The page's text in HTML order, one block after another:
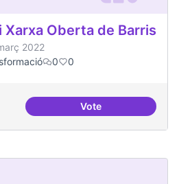
Oberta de Barris
2022
0 0
VoteEscletxa digital i